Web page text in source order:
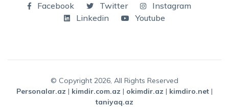
Facebook Twitter
Instagram
Linkedin
Youtube
© Copyright 2026, All Rights Reserved
personalar.az | kimdir.com.az | okimdir.az | kimdiro.net |
taniyaq.az